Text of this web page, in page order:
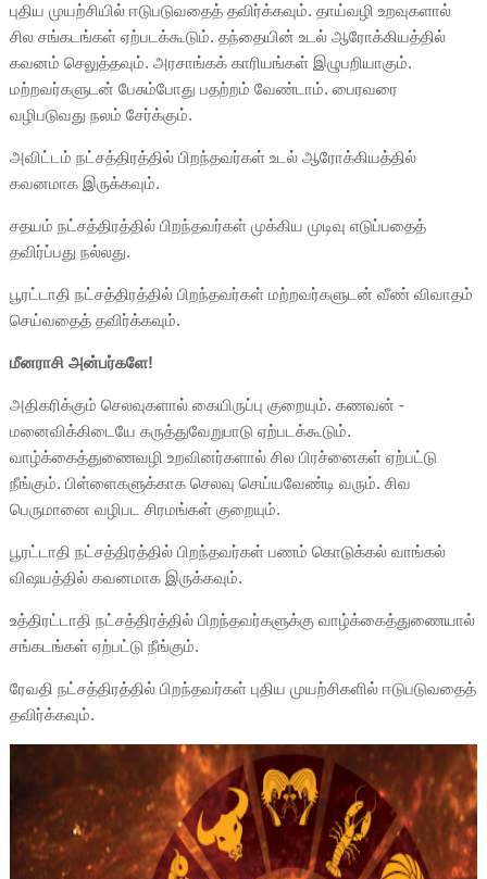
புதிய முயற்சியில் ஈடுபடுவதைத் தவிர்க்கவும். தாய்வழி உறவுகளால்
சில சங்கடங்கள் ஏற்படக்கூடும். தந்தையின் உடல் ஆரோக்கியத்தில்
கவனம் செலுத்தவும். அரசாங்கக் காரியங்கள் இழுபறியாகும்.
மற்றவர்களுடன் பேசும்போது பதற்றம் வேண்டாம். பைரவரை
வழிபடுவது நலம் சேர்க்கும்.
அவிட்டம் நட்சத்திரத்தில் பிறந்தவர்கள் உடல் ஆரோக்கியத்தில்
கவனமாக இருக்கவும்.
சதயம் நட்சத்திரத்தில் பிறந்தவர்கள் முக்கிய முடிவு எடுப்பதைத்
தவிர்ப்பது நல்லது.
பூரட்டாதி நட்சத்திரத்தில் பிறந்தவர்கள் மற்றவர்களுடன் வீண் விவாதம்
செய்வதைத் தவிர்க்கவும்.
மீனராசி அன்பர்களே!
அதிகரிக்கும் செலவுகளால் கையிருப்பு குறையும். கணவன் -
மனைவிக்கிடையே கருத்துவேறுபாடு ஏற்படக்கூடும்.
வாழ்க்கைத்துணைவழி உறவினர்களால் சில பிரச்னைகள் ஏற்பட்டு
நீங்கும். பிள்ளைகளுக்காக செலவு செய்யவேண்டி வரும். சிவ
பெருமானை வழிபட சிரமங்கள் குறையும்.
பூரட்டாதி நட்சத்திரத்தில் பிறந்தவர்கள் பணம் கொடுக்கல் வாங்கல்
விஷயத்தில் கவனமாக இருக்கவும்.
உத்திரட்டாதி நட்சத்திரத்தில் பிறந்தவர்களுக்கு வாழ்க்கைத்துணையால்
சங்கடங்கள் ஏற்பட்டு நீங்கும்.
ரேவதி நட்சத்திரத்தில் பிறந்தவர்கள் புதிய முயற்சிகளில் ஈடுபடுவதைத்
தவிர்க்கவும்.